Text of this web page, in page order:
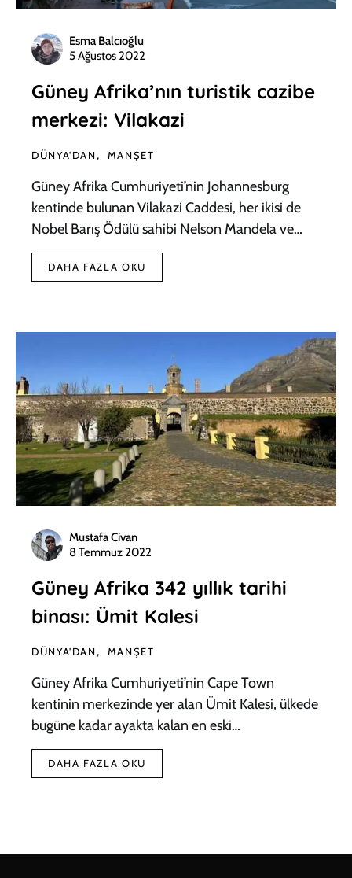
Esma Balcıoğlu
5 Ağustos 2022
Güney Afrika’nın turistik cazibe
merkezi: Vilakazi
DÜNYA'DAN MANŞET
Güney Afrika Cumhuriyeti’nin Johannesburg
kentinde bulunan Vilakazi Caddesi, her ikisi de
Nobel Barış Ödülü sahibi Nelson Mandela ve…
DAHA FAZLA OKU
Mustafa Civan
8 Temmuz 2022
Güney Afrika 342 yıllık tarihi
binası: Ümit Kalesi
DÜNYA'DAN MANŞET
Güney Afrika Cumhuriyeti’nin Cape Town
kentinin merkezinde yer alan Ümit Kalesi, ülkede
bugüne kadar ayakta kalan en eski…
DAHA FAZLA OKU